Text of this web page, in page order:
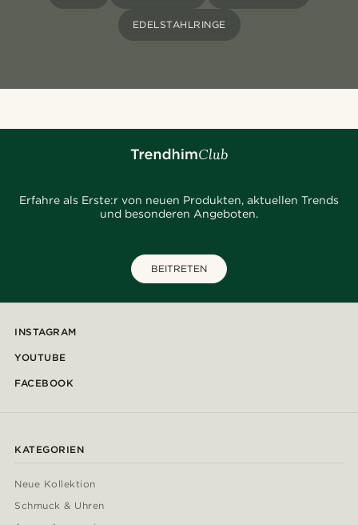
EDELSTAHLRINGE
Erfahre als Erste:r von neuen Produkten, aktuellen Trends
und besonderen Angeboten.
BEITRETEN
INSTAGRAM
YOUTUBE
FACEBOOK
KATEGORIEN
Neue Kollektion
Schmuck & Uhren